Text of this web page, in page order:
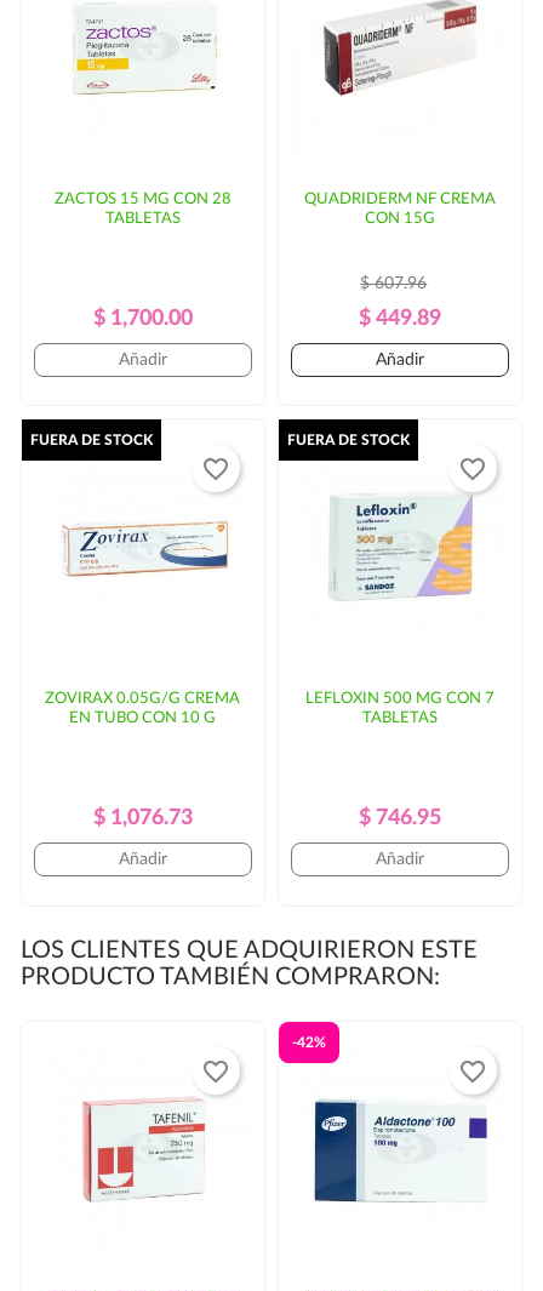
parte del cliente.
ZACTOS 15 MG CON 28
TABLETAS
Precio
Regular
Precio
$ 1,700.00
Añadir
QUADRIDERM NF CREMA
CON 15G
Precio
Regular
$ 607.96
Precio
$ 449.89
Añadir
ZOVIRAX 0.05G/G CREMA
EN TUBO CON 10 G
Precio
Regular
Precio
$ 1,076.73
FUERA DE STOCK
Añadir
favorite_border
LEFLOXIN 500 MG CON 7
TABLETAS
Precio
Regular
Precio
$ 746.95
FUERA DE STOCK
Añadir
favorite_border
LOS CLIENTES QUE ADQUIRIERON ESTE
PRODUCTO TAMBIÉN COMPRARON:
favorite_border
-42%
favorite_border